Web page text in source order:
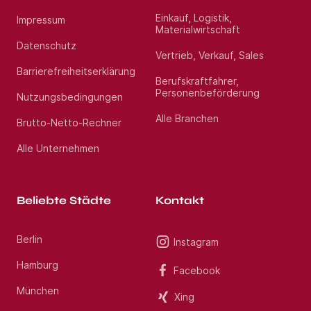
Gemeinsame Planung der Umsatzziele und deren
vertriebsunterstützenden Maßnahmen
Dein Profil:
Kauffrau/Kaufmann - Spedition und
Postdienstleistungen,
Ausgeprägte Kommunikationsstärke mit sehr guten
Deutschkenntnissen (C2 Level)
telefonische Beratung und Teamarbeit
Interesse an innerbetrieblicher Weiterentwicklung
Besitz eines Führerscheins der Klasse B
Impressum
Datenschutz
Barrierefreiheitserklärung
Nutzungsbedingungen
Brutto-Netto-Rechner
Alle Unternehmen
Einkauf, Logistik,
Materialwirtschaft
Vertrieb, Verkauf, Sales
Berufskraftfahrer,
Personenbeförderung
Alle Branchen
Beliebte Städte
Berlin
Hamburg
München
Kontakt
Instagram
Facebook
Xing